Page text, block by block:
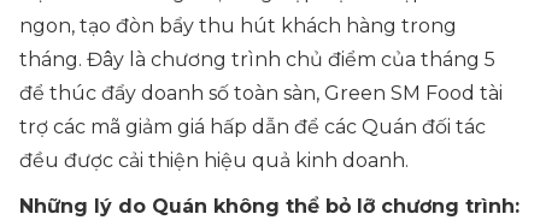
ngon, tạo đòn bẩy thu hút khách hàng trong
tháng. Đây là chương trình chủ điểm của tháng 5
để thúc đẩy doanh số toàn sàn, Green SM Food tài
trợ các mã giảm giá hấp dẫn để các Quán đối tác
đều được cải thiện hiệu quả kinh doanh.
Những lý do Quán không thể bỏ lỡ chương trình: